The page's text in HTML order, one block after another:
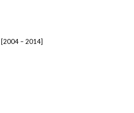
[2004 – 2014]